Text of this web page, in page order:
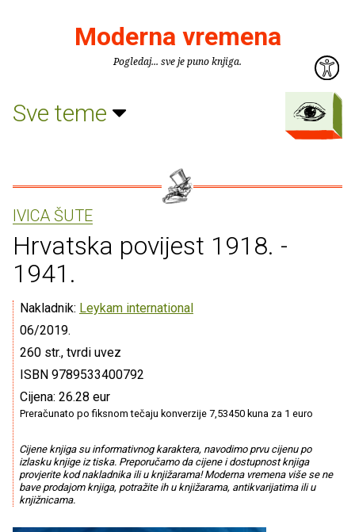
Moderna vremena
Pogledaj... sve je puno knjiga.
Sve teme
IVICA ŠUTE
Hrvatska povijest 1918. -
1941.
Nakladnik: Leykam international
06/2019.
260 str., tvrdi uvez
ISBN 9789533400792
Cijena: 26.28 eur
Preračunato po fiksnom tečaju konverzije 7,53450 kuna za 1 euro
Cijene knjiga su informativnog karaktera, navodimo prvu cijenu po
izlasku knjige iz tiska. Preporučamo da cijene i dostupnost knjiga
provjerite kod nakladnika ili u knjižarama! Moderna vremena više se ne
bave prodajom knjiga, potražite ih u knjižarama, antikvarijatima ili u
knjižnicama.